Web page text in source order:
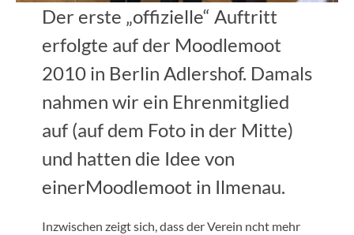
Der erste „offizielle“ Auftritt
erfolgte auf der Moodlemoot
2010 in Berlin Adlershof. Damals
nahmen wir ein Ehrenmitglied
auf (auf dem Foto in der Mitte)
und hatten die Idee von
einerMoodlemoot in Ilmenau.
Inzwischen zeigt sich, dass der Verein ncht mehr